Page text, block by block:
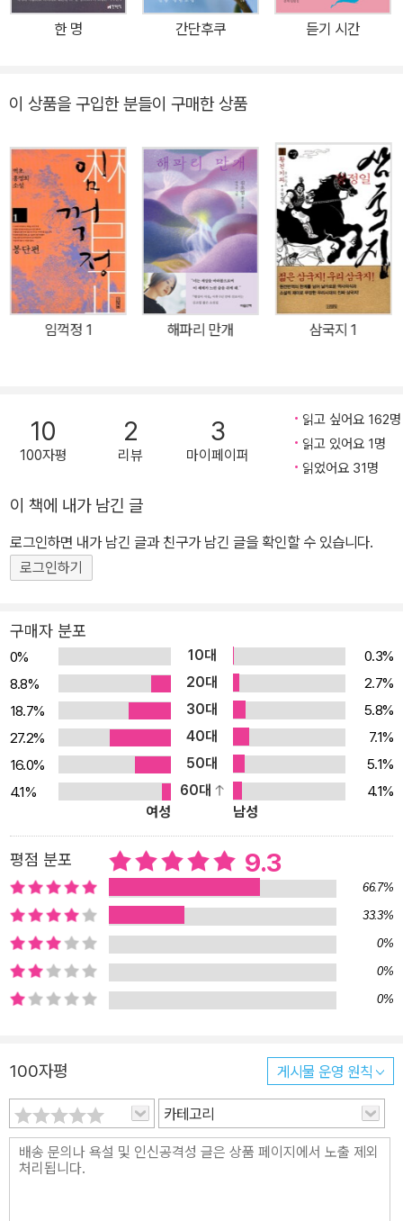
‘위안부’ 피해자, 1987년 6월 항쟁 운동가와 목격자, 한국전쟁 생존
자와 유족 들을 만나 그 이야기를 듣고 소설을 쓰며 ‘역사와 개인’의
의 현대 사회는 점점 더 매끄러운 침묵으로 가득해지고 있다. 수많은
사회적 소통이 사람과 사물을 직접 대면하는 방식에서 터치스크린 속
영상이나 이미지로 빠르게 전환되어 가고 있기 때문이다. 『무지개
눈』은 이토록 매끄러운 침묵 앞에 좌절하면서도 자기만의 방식으로
세상을 체득해 살아가는 시각장애인들의 삶을 하나하나 들여다본다.
선천성 전맹인, 저시력에서 후천성 전맹이 된 시각장애인, 선천성 저
시력, 전맹과 지체장애를 가진 중복장애인 등. 이들은 소설마다 한 명
의 화자로 등장해 자신의 감정을 직접 말하거나 기억을 ‘보여 준다’.
소설은 화자의 기억과 감정에 따라 시, 희곡, 독백을 넘나드는 형식에
이어 점자, 볼드체, 기울임체 등의 효과로 그 감각을 생생히 전한다.
은 기억 그 자체에 닿기 위해 김숨이 공들여 만든 ‘낯선’ 감각의 토대
라는 사실을 알게 된다. 이토록 생생한 감각을 통해 김숨은 막연한 상
상 속 시각장애인의 삶, 그 편견과 선입견 너머로 우리를 이끈다. 그곳
은 김숨이 작가의 말을 통해 “당신은 눈먼 제가 보지 못하는 것들을
제게 보여 주었습니다.”라고 고백한 것처럼, 시각 중심의 관점으로는
절대 보지 못했던 또 다른 세계이다. 오직 어둠뿐이라 상상했던 그곳
에서 우리는 미처 알지 못했던 생의 감각과 기쁨을 보는 새로운 눈을
때마다 마치 ‘나를 위해 예비한 듯’ 도움을 내미는 익명의 손길로 삶을
기억하고 바라보는 눈을. ■ ‘보다’의 확장 ― 시각 중심적 편견을 넘
어 『무지개 눈』의 인물들은 ‘본다’. 특수학교에서 만난 또래 전맹인 언
니가 “너 밥 먹는 거 보니까 숟가락으로 먹더라. 우리는 사람들을 못
보지만 사람들은 우리를 봐.”(26쪽)라고 말하듯이, 그리고 전맹인 친
구가 또 다른 친구의 새를 이야기하며 “파, 우린 도의 새를 봤어.”(19
8쪽)라고 말하듯이. “빛조차 본 적 없는” 전맹인의 “봤어.”라는 말 앞
에 우리는 거듭 멈칫하게 된다. 이 멈칫거림은 무엇일까? ‘보다’는 사
전적 의미로만 해도 ‘눈으로 대상을 아는 것’을 포함해 읽고, 주변을
살피고, 만나고, 보살피고, 형편을 헤아리고, 예측하고, 일을 하고, 관
계를 맺고, 맛을 보는 등 무수히 많은 상황에 사용된다. 그럼에도 전맹
인이 말하는 ‘보다’ 앞에서 우리가 주춤하며 그 의미를 돌아보게 되는
이유는 ‘보다’라는 단어 자체가 품은 시각 중심적 전제, 그리고 그 말
을 시각 중심적으로 사용해 온 오랜 편견 때문이다. 김숨은 이 단어를
다른 말로 바꾸거나 거듭 설명하지 않고, 이들의 ‘보다’를 그저 보여
준다. 우리는 멈칫거리거나 고민하며, 때로는 즐거이 있는 그대로 받
살피고, 예측하고, 일을 하고, 관계를 맺으며 우리가 몰랐던 ‘보다’를
새로이 마주한다. ■ 시각장애의 스펙트럼 ― 차이와 연결 우리가 정
체성과 연대에 대해 말할 때 각각의 다양성과 차이를 인지하지 않고
는 그에 대해 말할 수 없는 것처럼 장애 또한 그렇다. 『무지개 눈』은
말로 다 설명할 수 없는 그 다양성과 차이를 한 사람의 삶을 통해 보여
한 명 간단후쿠 듣기 시간
이 상품을 구입한 분들이 구매한 상품
임꺽정 1 해파리 만개 삼국지 1
10
100자평
2
리뷰
3
마이페이퍼
읽고 싶어요 162명
읽고 있어요 1명
읽었어요 31명
이 책에 내가 남긴 글
로그인하면 내가 남긴 글과 친구가 남긴 글을 확인할 수 있습니다.
로그인하기
구매자 분포
0% 10대
0.3%
8.8%
20대
2.7%
18.7%
30대
5.8%
27.2%
40대
7.1%
16.0%
50대
5.1%
4.1%
60대
4.1%
여성
남성
평점 분포 9.3
66.7%
33.3%
0%
0%
0%
100자평 게시물 운영 원칙
카테고리